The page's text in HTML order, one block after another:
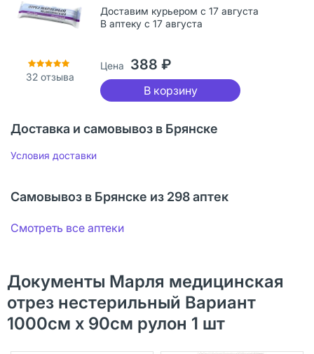
32отзыва
Доставим курьером с 17 августа
В аптеку с 17 августа
Цена 388 ₽
В корзину
Доставка и самовывоз в Брянске
Условия доставки
Самовывоз в Брянске из 298 аптек
Смотреть все аптеки
Документы Марля медицинская
отрез нестерильный Вариант
1000см х 90см рулон 1 шт